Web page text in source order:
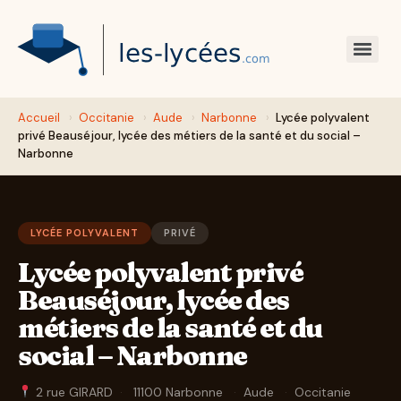
Accueil › Occitanie › Aude › Narbonne › Lycée polyvalent
privé Beauséjour, lycée des métiers de la santé et du social –
Narbonne
LYCÉE POLYVALENT PRIVÉ
Lycée polyvalent privé
Beauséjour, lycée des
métiers de la santé et du
social – Narbonne
2 rue GIRARD · 11100 Narbonne · Aude · Occitanie